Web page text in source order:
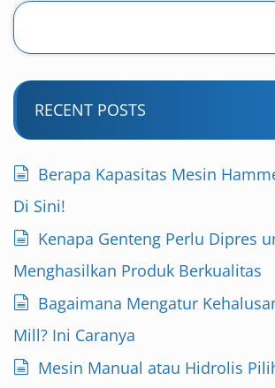
RECENT POSTS
Berapa Kapasitas Mesin
Di Sini!
Kenapa Genteng Perlu Dipres
Menghasilkan Produk Berkualitas
Bagaimana Mengatur
Mill? Ini Caranya
Mesin Manual atau Hidrolis